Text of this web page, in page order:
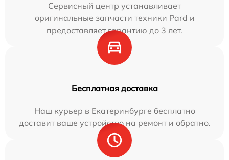
Сервисный центр устанавливает
оригинальные запчасти техники Pard и
предоставляет гарантию до 3 лет.
Бесплатная доставка
Наш курьер в Екатеринбурге бесплатно
доставит ваше устройство на ремонт и обратно.